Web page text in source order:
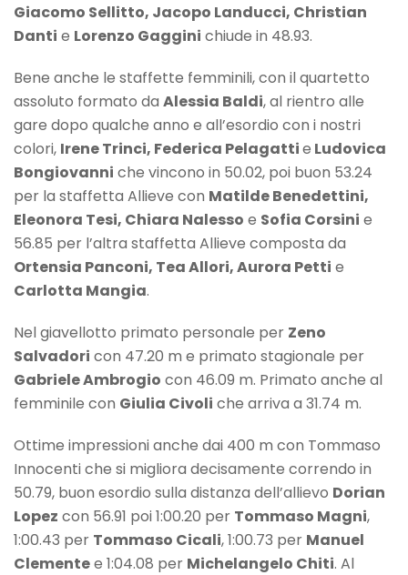
Giacomo Sellitto, Jacopo Landucci, Christian
Danti e Lorenzo Gaggini chiude in 48.93.
Bene anche le staffette femminili, con il quartetto
assoluto formato da Alessia Baldi, al rientro alle
gare dopo qualche anno e all’esordio con i nostri
colori, Irene Trinci, Federica Pelagattie Ludovica
Bongiovanni che vincono in 50.02, poi buon 53.24
per la staffetta Allieve con Matilde Benedettini,
Eleonora Tesi, Chiara Nalesso e Sofia Corsini e
56.85 per l’altra staffetta Allieve composta da
Ortensia Panconi, Tea Allori, Aurora Petti e
Carlotta Mangia.
Nel giavellotto primato personale per Zeno
Salvadori con 47.20 m e primato stagionale per
Gabriele Ambrogio con 46.09 m. Primato anche al
femminile con Giulia Civoli che arriva a 31.74 m.
Ottime impressioni anche dai 400 m con Tommaso
Innocenti che si migliora decisamente correndo in
50.79, buon esordio sulla distanza dell’allievo Dorian
Lopez con 56.91 poi 1:00.20 per Tommaso Magni,
1:00.43 per Tommaso Cicali, 1:00.73 per Manuel
Clementee 1:04.08 per Michelangelo Chiti. Al